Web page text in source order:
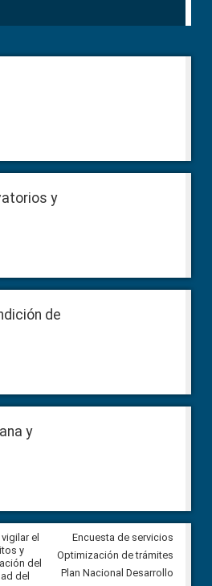
y
de
y
el
y
del
del
Veeduría Ciudadana para
construcción del asfaltado de
Ballenita del cantón Santa
Encuesta de servicios
Optimización de trámites
Plan Nacional Desarrollo